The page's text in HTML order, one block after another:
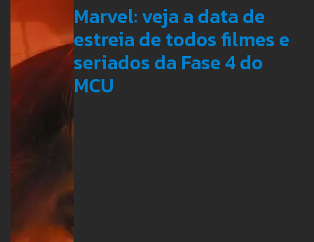
Marvel: veja a data de
estreia de todos filmes e
seriados da Fase 4 do
MCU